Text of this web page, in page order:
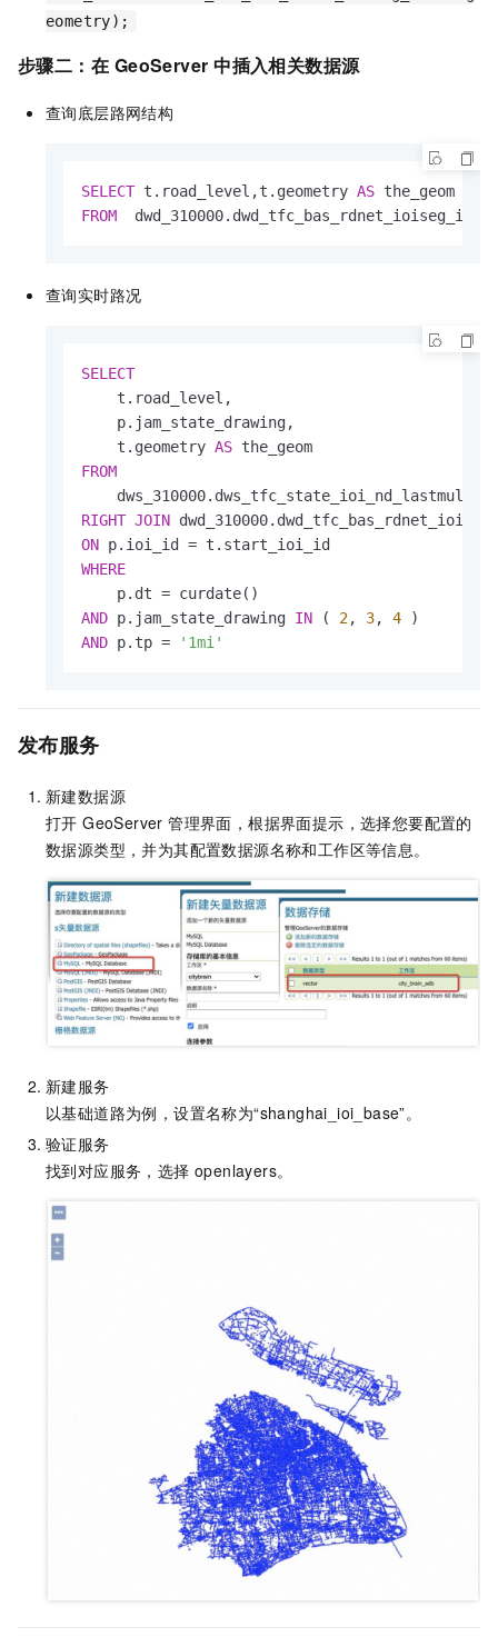
eometry);
步骤二：在 GeoServer 中插入相关数据源
查询底层路网结构
SELECT t.road_level,t.geometry AS
FROM
dwd_310000.dwd_tfc_bas_rdnet_ioiseg_info
查询实时路况
SELECT
    t.road_level,
    p.jam_state_drawing,
    t.geometry
AS
FROM
RIGHT JOIN
ON p.ioi_id =
WHERE
    p.dt
=
AND p.jam_state_drawing IN ( 2, 3, 4
AND p.tp = '1mi'
发布服务
新建数据源
打开 GeoServer 管理界面，根据界面提示，选择您要配置的
数据源类型，并为其配置数据源名称和工作区等信息。
新建服务
以基础道路为例，设置名称为“shanghai_ioi_base”。
验证服务
找到对应服务，选择 openlayers。